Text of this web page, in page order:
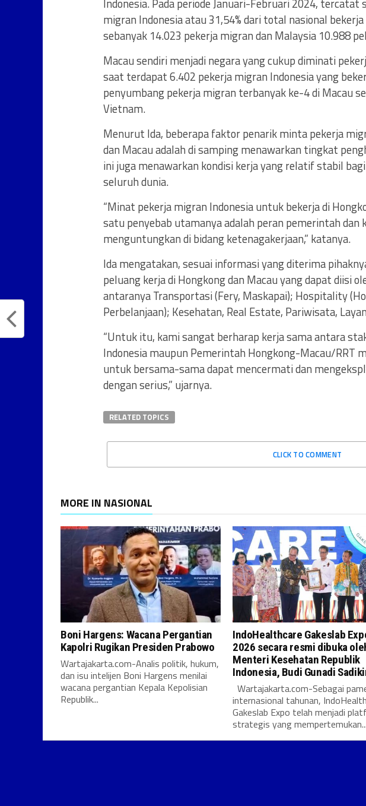
Indonesia. Pada periode Januari-Februari 2024, tercatat
migran Indonesia atau 31,54% dari total nasional
sebanyak 14.023 pekerja migran dan Malaysia 10.988
Macau sendiri menjadi negara yang cukup diminati
saat terdapat 6.402 pekerja migran Indonesia yang
penyumbang pekerja migran terbanyak ke-4 di Macau
Vietnam.
Menurut Ida, beberapa faktor penarik minta pekerja
dan Macau adalah di samping menawarkan tingkat
ini juga menawarkan kondisi kerja yang relatif stabil
seluruh dunia.
“Minat pekerja migran Indonesia untuk bekerja di
satu penyebab utamanya adalah peran pemerintah dan
menguntungkan di bidang ketenagakerjaan,” katanya.
Ida mengatakan, sesuai informasi yang diterima
peluang kerja di Hongkong dan Macau yang dapat diisi
antaranya Transportasi (Fery, Maskapai); Hospitality
Perbelanjaan); Kesehatan, Real Estate, Pariwisata,
“Untuk itu, kami sangat berharap kerja sama antara
Indonesia maupun Pemerintah Hongkong-Macau/RRT
untuk bersama-sama dapat mencermati dan
dengan serius,” ujarnya.
RELATED TOPICS
CLICK TO COMMENT
MORE IN NASIONAL
Boni Hargens: Wacana Pergantian
Kapolri Rugikan Presiden Prabowo
Wartajakarta.com-Analis politik, hukum,
dan isu intelijen Boni Hargens menilai
wacana pergantian Kepala Kepolisian
Republik...
IndoHealthcare Gakeslab
2026 secara resmi dibuka
Menteri Kesehatan Republik
Indonesia, Budi Gunadi
Wartajakarta.com-Sebagai
internasional tahunan,
Gakeslab Expo telah menjadi
strategis yang mempertemukan...